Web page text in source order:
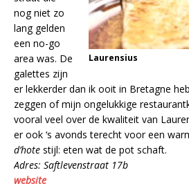
Laurensius
nog niet zo
lang gelden
een no-go
area was. De
galettes zijn
er lekkerder dan ik ooit in Bretagne
zeggen of mijn ongelukkige
vooral veel over de kwaliteit van
er ook ‘s avonds terecht voor een
d’hote stijl: eten wat de pot schaft.
Adres: Saftlevenstraat 17b
website